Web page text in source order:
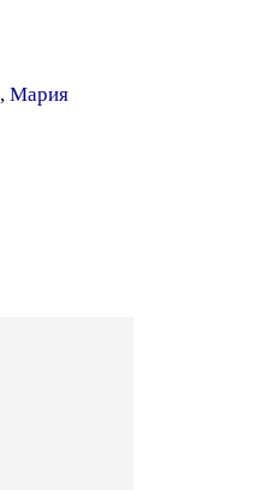
, Мария